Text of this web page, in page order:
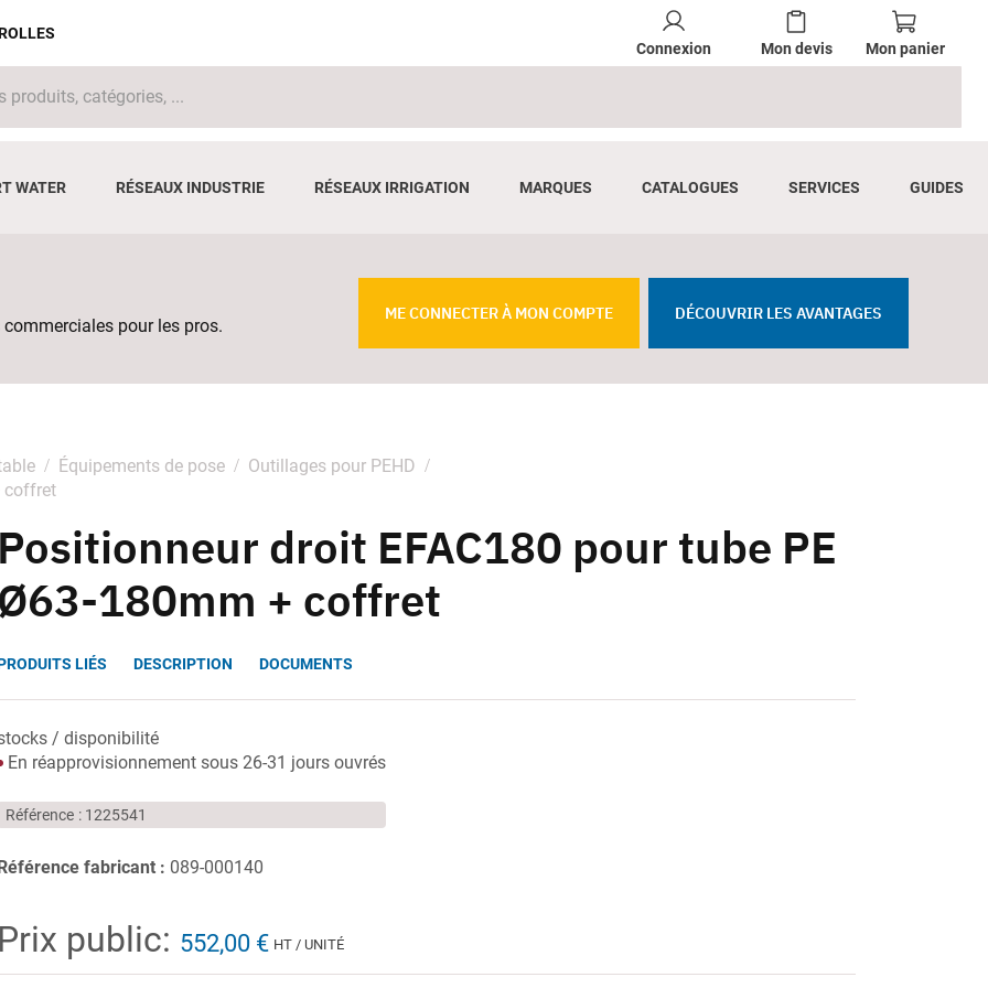
Connexion Mon devis Mon panier
WATER RÉSEAUX INDUSTRIE RÉSEAUX IRRIGATION MARQUES CATALOGUES SERVICES GUIDES
pour les pros.
ME CONNECTER À MON COMPTE DÉCOUVRIR LES AVANTAGES
Équipements de pose
Outillages pour PEHD
coffret
Positionneur droit EFAC180 pour tube PE
Ø63-180mm + coffret
LIÉS DESCRIPTION DOCUMENTS
/ disponibilité
En réapprovisionnement sous 26-31 jours ouvrés
Référence 1225541
fabricant : 089-000140
Prix public: 552,00 € HT / UNITÉ